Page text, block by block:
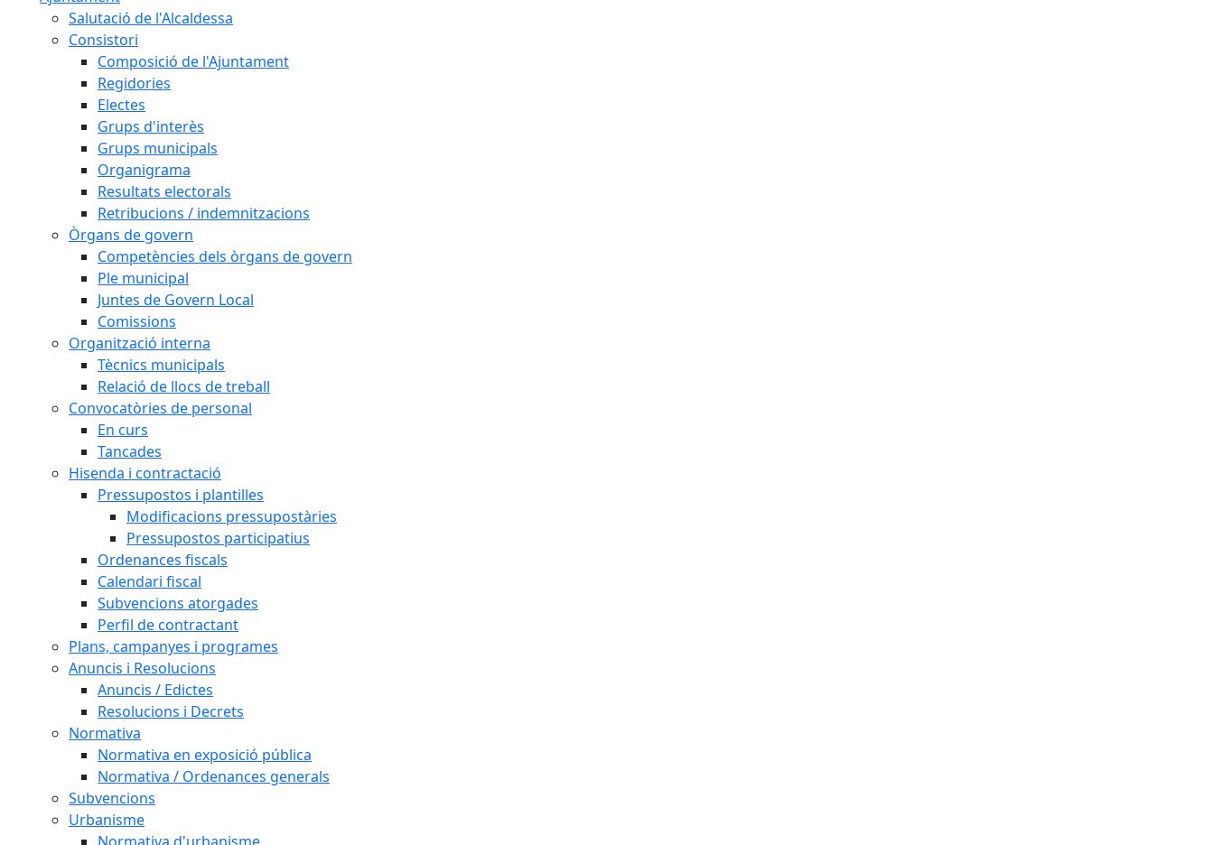
Salutació de l'Alcaldessa
Consistori
Composició de l'Ajuntament
Regidories
Electes
Grups d'interès
Grups municipals
Organigrama
Resultats electorals
Retribucions / indemnitzacions
Òrgans de govern
Competències dels òrgans de govern
Ple municipal
Juntes de Govern Local
Comissions
Organització interna
Tècnics municipals
Relació de llocs de treball
Convocatòries de personal
En curs
Tancades
Hisenda i contractació
Pressupostos i plantilles
Modificacions pressupostàries
Pressupostos participatius
Ordenances fiscals
Calendari fiscal
Subvencions atorgades
Perfil de contractant
Plans, campanyes i programes
Anuncis i Resolucions
Anuncis / Edictes
Resolucions i Decrets
Normativa
Normativa en exposició pública
Normativa / Ordenances generals
Subvencions
Urbanisme